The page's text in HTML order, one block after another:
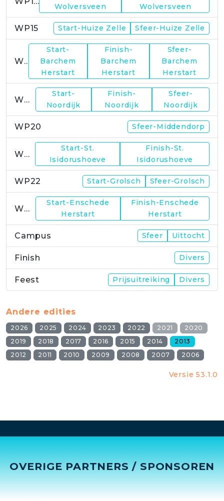
Wolversveen Wolversveen
WP15 Start-Huize Zelle Sfeer-Huize Zelle
WP17
Start-
Barchem
Herstart
Finish-
Barchem
Herstart
Sfeer-
Barchem
Herstart
WP19
Start-
Noordijk
Finish-
Noordijk
Sfeer-
Noordijk
WP20 Sfeer-Middendorp
WP21
Start-St.
Isidorushoeve
Finish-St.
Isidorushoeve
WP22 Start-Grolsch Sfeer-Grolsch
WP23
Start-Enschede
Herstart
Finish-Enschede
Herstart
Campus Sfeer Uittocht
Finish Divers
Feest Prijsuitreiking Divers
Andere edities
2026 2025 2024 2023 2022 2021
2020
2019
2018 2017 2016 2015 2014
2013
2012
2011 2010 2009 2008 2007 2006
Versie 53.1.0
OVERIGE PARTNERS / SPONSOREN